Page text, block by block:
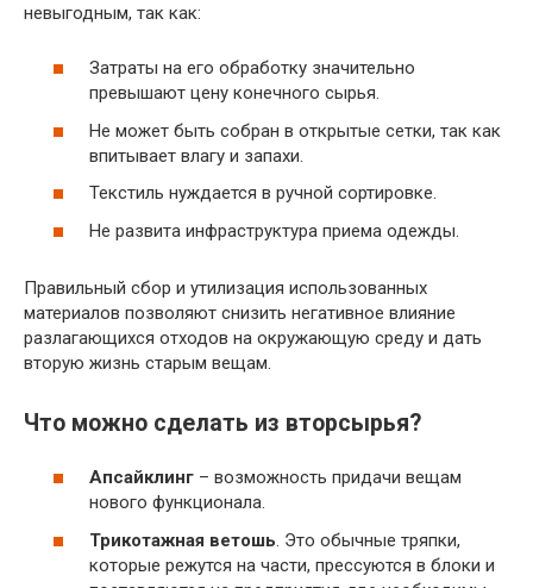
невыгодным, так как:
Затраты на его обработку значительно
превышают цену конечного сырья.
Не может быть собран в открытые сетки, так как
впитывает влагу и запахи.
Текстиль нуждается в ручной сортировке.
Не развита инфраструктура приема одежды.
Правильный сбор и утилизация использованных
материалов позволяют снизить негативное влияние
разлагающихся отходов на окружающую среду и дать
вторую жизнь старым вещам.
Что можно сделать из вторсырья?
Апсайклинг – возможность придачи вещам
нового функционала.
Трикотажная ветошь. Это обычные тряпки,
которые режутся на части, прессуются в блоки и